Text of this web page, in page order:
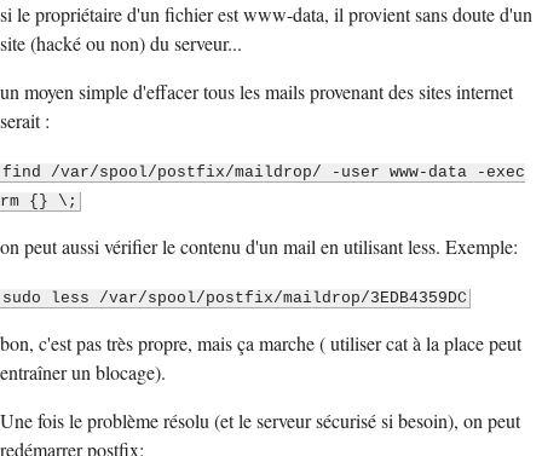
si le propriétaire d'un fichier est www-data, il provient sans doute d'un
site (hacké ou non) du serveur...
un moyen simple d'effacer tous les mails provenant des sites internet
serait :
find /var/spool/postfix/maildrop/ -user www-data -exec
rm {} \;
on peut aussi vérifier le contenu d'un mail en utilisant less. Exemple:
sudo less /var/spool/postfix/maildrop/3EDB4359DC
bon, c'est pas très propre, mais ça marche ( utiliser cat à la place peut
entraîner un blocage).
Une fois le problème résolu (et le serveur sécurisé si besoin), on peut
redémarrer postfix: